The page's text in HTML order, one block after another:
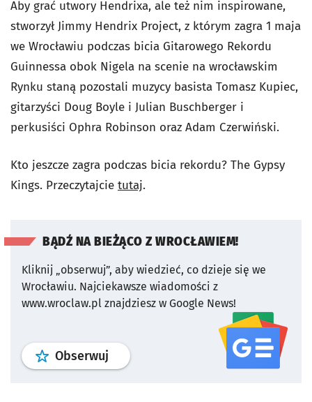
Aby grać utwory Hendrixa, ale też nim inspirowane,
stworzył Jimmy Hendrix Project, z którym zagra 1 maja
we Wrocławiu podczas bicia Gitarowego Rekordu
Guinnessa obok Nigela na scenie na wrocławskim
Rynku staną pozostali muzycy basista Tomasz Kupiec,
gitarzyści Doug Boyle i Julian Buschberger i
perkusiści Ophra Robinson oraz Adam Czerwiński.
Kto jeszcze zagra podczas bicia rekordu? The Gypsy
Kings. Przeczytajcie tutaj.
BĄDŹ NA BIEŻĄCO Z WROCŁAWIEM!
Kliknij „obserwuj”, aby wiedzieć, co dzieje się we
Wrocławiu. Najciekawsze wiadomości z
www.wroclaw.pl znajdziesz w Google News!
Obserwuj profil serwisu